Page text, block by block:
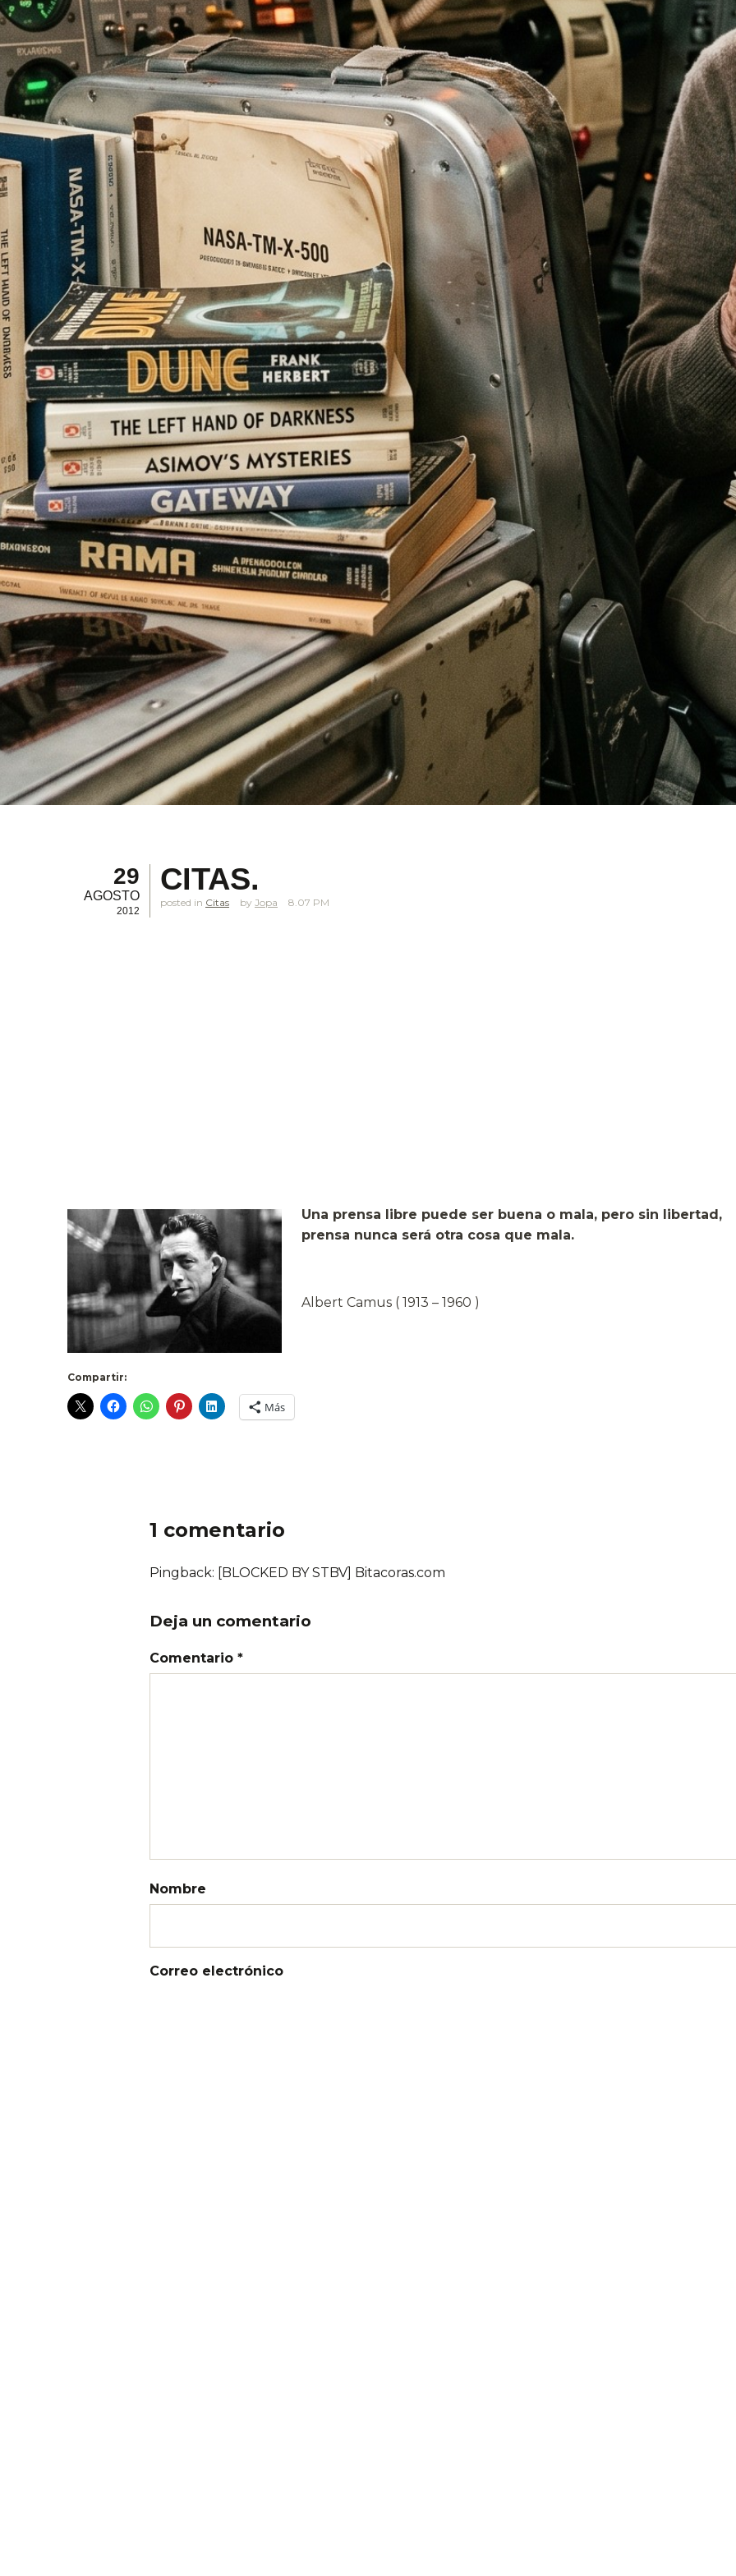
29
AGOSTO
2012
CITAS.
posted in Citas Jopa 8.07 PM
Una prensa libre puede ser buena o mala,
prensa nunca será otra cosa que mala.
Albert Camus ( 1913 – 1960 )
Compartir:
Más
1 comentario
Pingback: [BLOCKED BY STBV] Bitacoras.com
Deja un comentario
Comentario *
Nombre
Correo electrónico